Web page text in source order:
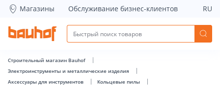
AUGUSAAG MORSE 30MM 1.3/16&quot; - Bauhof has
Магазины Обслуживание бизнес-клиентов RU
Строительный магазин Bauhof
Электроинструменты и металлические изделия
Аксессуары для инструментов
Кольцевые пилы